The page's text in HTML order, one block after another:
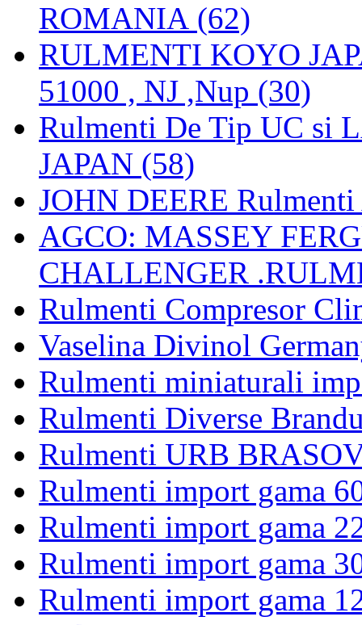
ROMANIA (62)
RULMENTI KOYO
51000 , NJ ,Nup (30)
Rulmenti De Tip UC si
JAPAN (58)
JOHN DEERE
AGCO: MASSEY
CHALLENGER
Rulmenti Compresor
Vaselina Divinol
Rulmenti miniaturali
Rulmenti Diverse
Rulmenti URB
Rulmenti import gama
Rulmenti import gama
Rulmenti import gama
Rulmenti import gama